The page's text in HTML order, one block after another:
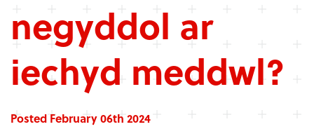
negyddol ar
iechyd meddwl?
Posted February 06th 2024